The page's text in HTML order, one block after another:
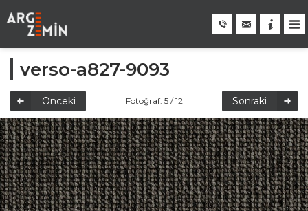
verso-a827-9093
Önceki Fotoğraf: 5 / 12 Sonraki